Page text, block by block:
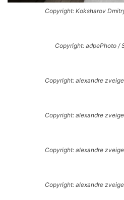
Copyright: Koksharov
Copyright: adpePhoto /
Copyright: alexandre
Copyright: alexandre
Copyright: alexandre
Copyright: alexandre